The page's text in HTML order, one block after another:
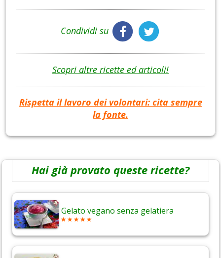
Condividi su
Scopri altre ricette ed articoli!
Rispetta il lavoro dei volontari: cita sempre
la fonte.
Hai già provato queste ricette?
Gelato vegano senza gelatiera